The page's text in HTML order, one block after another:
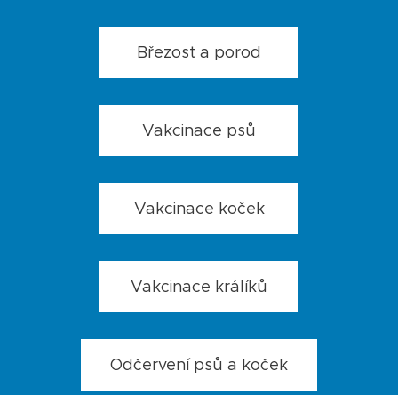
Březost a porod
Vakcinace psů
Vakcinace koček
Vakcinace králíků
Odčervení psů a koček